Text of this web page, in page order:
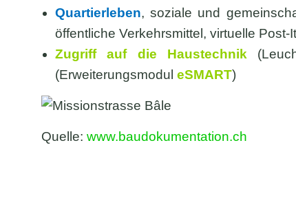
Quartierleben, soziale und
öffentliche Verkehrsmittel, virtuelle Post-
Zugriff auf die Haustechnik
(Erweiterungsmodul eSMART)
Quelle: www.baudokumentation.ch